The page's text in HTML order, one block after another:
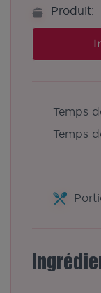
Produit:
Temps
Temps